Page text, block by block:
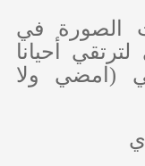
الصورة في
أحيانا
(امضي ولا